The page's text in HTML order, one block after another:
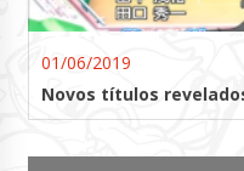
01/06/2019
Novos títulos